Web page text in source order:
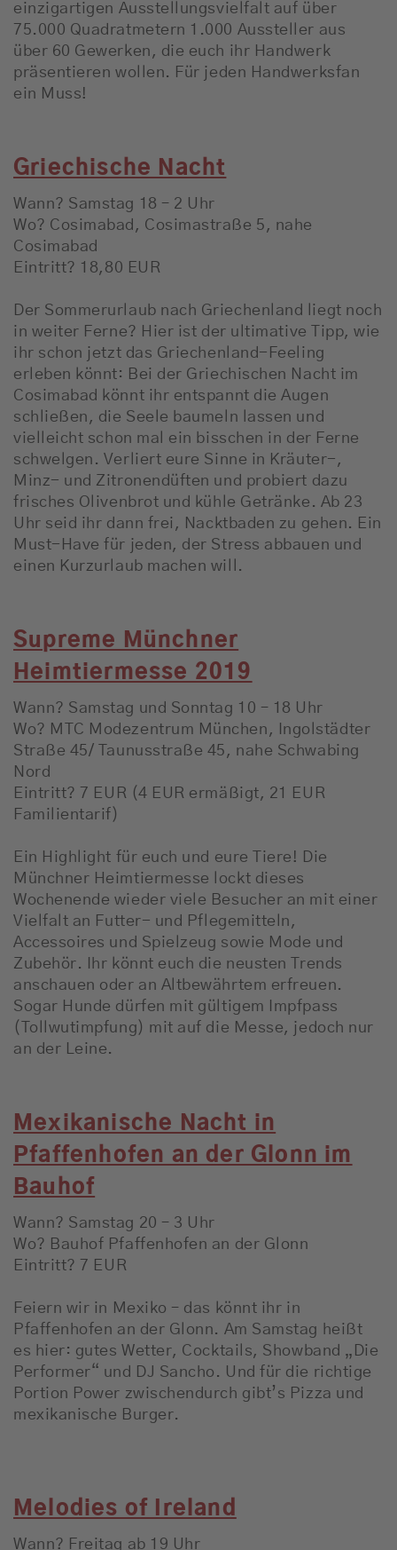
einzigartigen Ausstellungsvielfalt auf über
75.000 Quadratmetern 1.000 Aussteller aus
über 60 Gewerken, die euch ihr Handwerk
präsentieren wollen. Für jeden Handwerksfan
ein Muss!
Griechische Nacht
Wann? Samstag 18 – 2 Uhr
Wo? Cosimabad, Cosimastraße 5, nahe
Cosimabad
Eintritt? 18,80 EUR
Der Sommerurlaub nach Griechenland liegt noch
in weiter Ferne? Hier ist der ultimative Tipp, wie
ihr schon jetzt das Griechenland-Feeling
erleben könnt: Bei der Griechischen Nacht im
Cosimabad könnt ihr entspannt die Augen
schließen, die Seele baumeln lassen und
vielleicht schon mal ein bisschen in der Ferne
schwelgen. Verliert eure Sinne in Kräuter-,
Minz- und Zitronendüften und probiert dazu
frisches Olivenbrot und kühle Getränke. Ab 23
Uhr seid ihr dann frei, Nacktbaden zu gehen. Ein
Must-Have für jeden, der Stress abbauen und
einen Kurzurlaub machen will.
Supreme Münchner
Heimtiermesse 2019
Wann? Samstag und Sonntag 10 – 18 Uhr
Wo? MTC Modezentrum München, Ingolstädter
Straße 45/ Taunusstraße 45, nahe Schwabing
Nord
Eintritt? 7 EUR (4 EUR ermäßigt, 21 EUR
Familientarif)
Ein Highlight für euch und eure Tiere! Die
Münchner Heimtiermesse lockt dieses
Wochenende wieder viele Besucher an mit einer
Vielfalt an Futter- und Pflegemitteln,
Accessoires und Spielzeug sowie Mode und
Zubehör. Ihr könnt euch die neusten Trends
anschauen oder an Altbewährtem erfreuen.
Sogar Hunde dürfen mit gültigem Impfpass
(Tollwutimpfung) mit auf die Messe, jedoch nur
an der Leine.
Mexikanische Nacht in
Pfaffenhofen an der Glonn im
Bauhof
Wann? Samstag 20 – 3 Uhr
Wo? Bauhof Pfaffenhofen an der Glonn
Eintritt? 7 EUR
Feiern wir in Mexiko – das könnt ihr in
Pfaffenhofen an der Glonn. Am Samstag heißt
es hier: gutes Wetter, Cocktails, Showband „Die
Performer“ und DJ Sancho. Und für die richtige
Portion Power zwischendurch gibt’s Pizza und
mexikanische Burger.
Melodies of Ireland
Wann? Freitag ab 19 Uhr